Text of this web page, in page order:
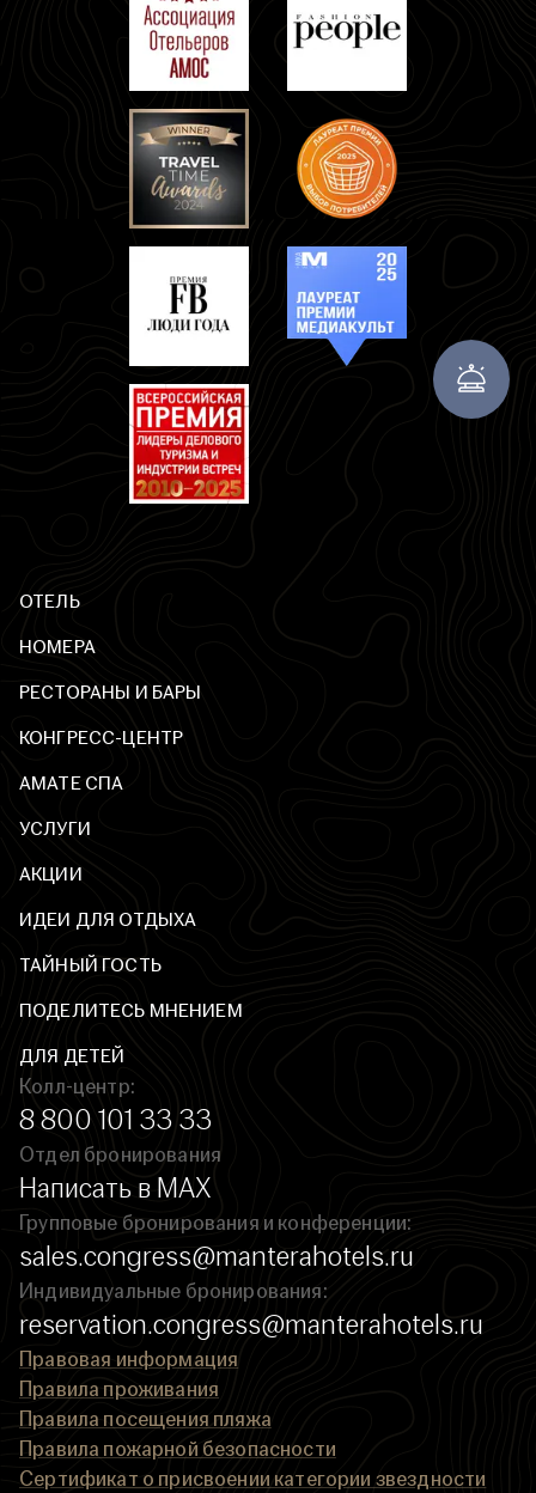
ОТЕЛЬ
НОМЕРА
РЕСТОРАНЫ И БАРЫ
КОНГРЕСС-ЦЕНТР
AМАТЕ СПА
УСЛУГИ
АКЦИИ
ИДЕИ ДЛЯ ОТДЫХА
ТАЙНЫЙ ГОСТЬ
ПОДЕЛИТЕСЬ МНЕНИЕМ
ДЛЯ ДЕТЕЙ
Колл-центр:
8 800 101 33 33
Отдел бронирования
Написать в MAX
Групповые бронирования и конференции:
sales.congress@manterahotels.ru
Индивидуальные бронирования:
reservation.congress@manterahotels.ru
Правовая информация
Правила проживания
Правила посещения пляжа
Правила пожарной безопасности
Сертификат о присвоении категории звездности